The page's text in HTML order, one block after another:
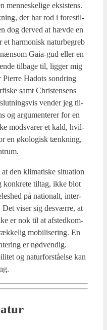
men­ne­ske­li­ge eksi­stens.
der har rod i fore­stil­
dog der­ved at hæv­de en
et har­monisk natur­be­greb
Gaia-gud eller en
til­ba­ge til, lig­ger mig
Hadots son­dring
samt Chri­sten­sens
ven­der jeg til­
og argu­men­te­rer for en
mod­sva­rer et kald, hvil­
en øko­lo­gisk tænk­ning,
den kli­ma­ti­ske situ­a­tion
til­tag, ikke blot
på natio­nalt, inter­
viser sig desvær­re, at
er nok til at afsted­kom­
mobi­li­se­ring. En
er nød­ven­dig.
og natur­for­stå­el­se kan